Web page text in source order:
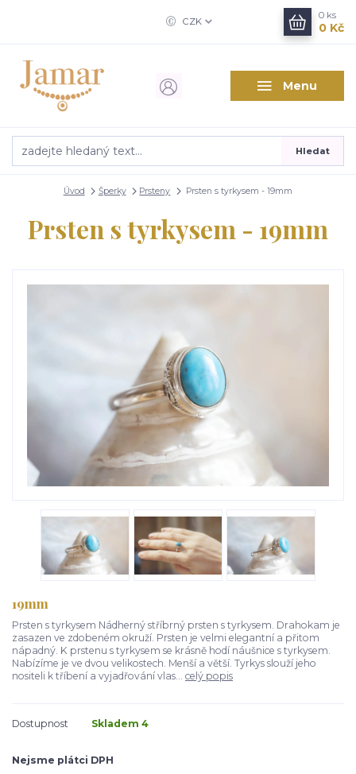
Menu
CZK
Hledat
0 ks
0 Kč
Úvod Šperky Prsteny Prsten s tyrkysem - 19mm
Prsten s tyrkysem - 19mm
19mm
Prsten s tyrkysem Nádherný stříbrný prsten s tyrkysem. Drahokam je
zasazen ve zdobeném okruží. Prsten je velmi elegantní a přitom
nápadný. K prstenu s tyrkysem se krásně hodí náušnice s tyrkysem.
Nabízíme je ve dvou velikostech. Menší a větší. Tyrkys slouží jeho
nositeli k tříbení a vyjadřování vlas... celý popis
Dostupnost Skladem 4
Nejsme plátci DPH